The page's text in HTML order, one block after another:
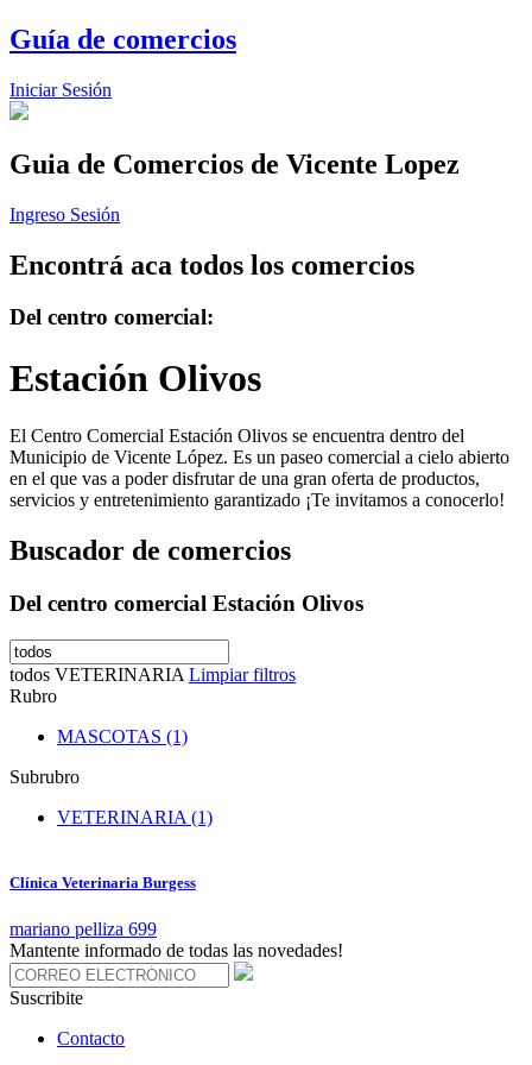
Guía de comercios
Iniciar Sesión
Guia de Comercios de Vicente Lopez
Ingreso Sesión
Encontrá aca todos los comercios
Del centro comercial:
Estación Olivos
El Centro Comercial Estación Olivos se encuentra dentro del
Municipio de Vicente López. Es un paseo comercial a cielo abierto
en el que vas a poder disfrutar de una gran oferta de productos,
servicios y entretenimiento garantizado ¡Te invitamos a conocerlo!
Buscador de comercios
Del centro comercial Estación Olivos
todos VETERINARIA Limpiar filtros
Rubro
MASCOTAS (1)
Subrubro
VETERINARIA (1)
Clínica Veterinaria Burgess
mariano pelliza 699
Mantente informado de todas las novedades!
Suscribite
Contacto